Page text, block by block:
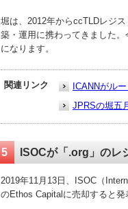
堀は、2012年からccTLDレジ
築・運用に携わってきました
になります。
関連リンク
ICANNがル
JPRSの堀五
5 ISOCが「.org」のレ
2019年11月13日、ISOC（
のEthos Capitalに売却すると発